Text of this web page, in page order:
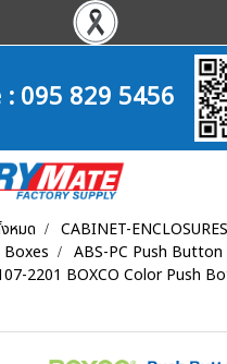
:095 829 5456
หมด
CABINET-
ABS-PC Push
2201 BOXCO Color Push